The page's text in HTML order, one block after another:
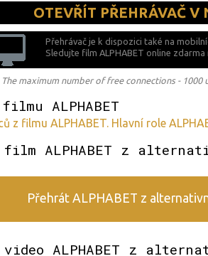
OTEVŘÍT PŘEHRÁVAČ V
Přehrávač je k dispozici také na
Sledujte film ALPHABET online zdarma
The maximum number of free connections - 1000
ALPHABET
z filmu ALPHABET. Hlavní role
ALPHABET z
Přehrát ALPHABET z
ALPHABET z